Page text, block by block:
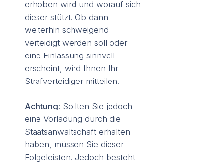
erhoben wird und worauf sich
dieser stützt. Ob dann
weiterhin schweigend
verteidigt werden soll oder
eine Einlassung sinnvoll
erscheint, wird Ihnen Ihr
Strafverteidiger mitteilen.
Achtung: Sollten Sie jedoch
eine Vorladung durch die
Staatsanwaltschaft erhalten
haben, müssen Sie dieser
Folgeleisten. Jedoch besteht